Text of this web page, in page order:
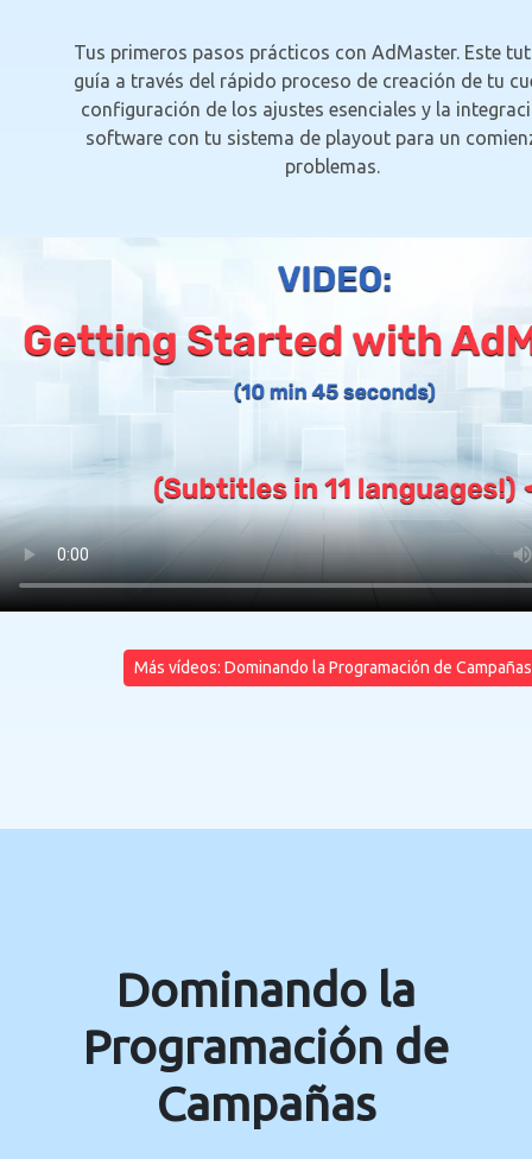
Tus primeros pasos prácticos con AdMaster. Este
guía a través del rápido proceso de creación de tu
configuración de los ajustes esenciales y la
software con tu sistema de playout para un
problemas.
Más vídeos: Dominando la Programación de Campañas
Dominando la
Programación de
Campañas